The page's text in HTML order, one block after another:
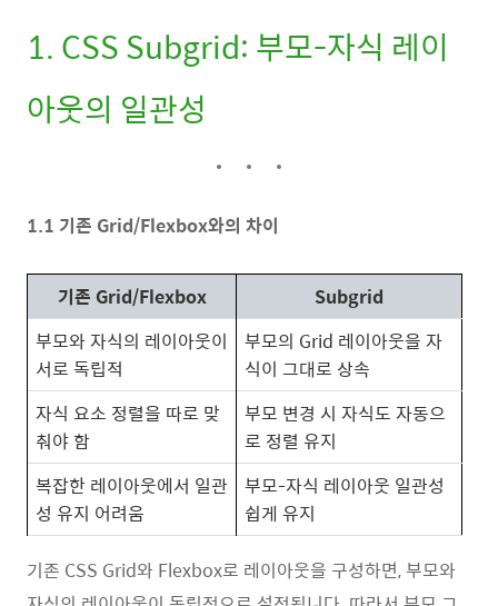
1. CSS Subgrid: 부모-자식 레이
아웃의 일관성
1.1 기존 Grid/Flexbox와의 차이
기존 Grid/Flexbox
Subgrid
부모와 자식의 레이아웃이
서로 독립적
부모의 Grid 레이아웃을 자
식이 그대로 상속
자식 요소 정렬을 따로 맞
춰야 함
부모 변경 시 자식도 자동으
로 정렬 유지
복잡한 레이아웃에서 일관
성 유지 어려움
부모-자식 레이아웃 일관성
쉽게 유지
기존 CSS Grid와 Flexbox로 레이아웃을 구성하면, 부모와